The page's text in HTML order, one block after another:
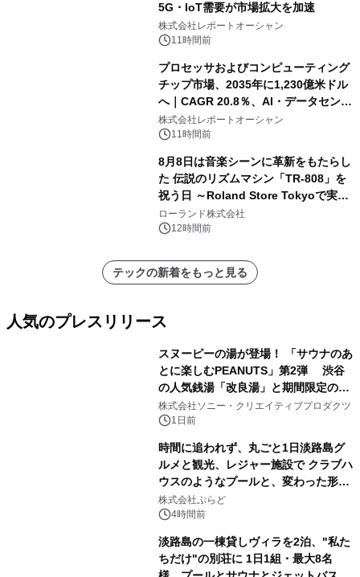
5G・IoT需要が市場拡大を加速
株式会社レポートオーシャン
11時間前
プロセッサおよびコンピューティング
チップ市場、2035年に1,230億米ドル
へ｜CAGR 20.8％、AI・データセンタ
ー需要が成長を牽引
株式会社レポートオーシャン
11時間前
8月8日は音楽シーンに革新をもたらし
た 伝説のリズムマシン「TR-808」を
祝う日 ～Roland Store Tokyoで実機
を展示しての 記念キャンペーンを開
催 英国ラジオ「NTS」の 特別プログ
アーティストを フィーチャーしたアニ
メーションを公開～
ローランド株式会社
12時間前
テックの新着をもっと見る
人気のプレスリリース
スヌーピーの湯が登場！ 「サウナのあ
とに楽しむPEANUTS」第2弾 渋谷
の人気銭湯「改良湯」と期間限定のコ
ラボレーション サウナイキタイコラ
ボグッズも発売決定！
株式会社ソニー・クリエイティブプロダクツ
1日前
時間に追われず、丸ごと1日淡路島グ
ルメと観光、レジャー施設で クラブハ
ウスのようなプールと、変わった形の
サウナも 「THE BOXY AWAJI」のお
得な素泊まり連泊プランで
株式会社ぷらど
4時間前
淡路島の一棟貸しヴィラを2泊、"私た
ちだけ"の別荘に 1日1組・最大8名